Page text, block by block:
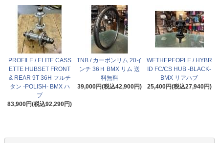
PROFILE / ELITE CASS
ETTE HUBSET FRONT
& REAR 9T 36H フルチ
タン -POLISH- BMX ハ
ブ
83,900円(税込92,290円)
TNB / カーボンリム 20イ
ンチ 36Ｈ BMX リム 送
料無料
39,000円(税込42,900円)
WETHEPEOPLE / HYBR
ID FC/CS HUB -BLACK-
BMX リアハブ
25,400円(税込27,940円)